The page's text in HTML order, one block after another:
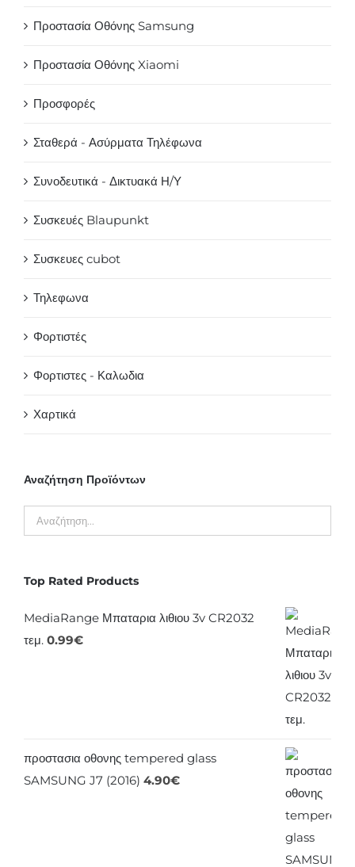
Προστασία Οθόνης Samsung
Προστασία Οθόνης Xiaomi
Προσφορές
Σταθερά - Ασύρματα Τηλέφωνα
Συνοδευτικά - Δικτυακά Η/Υ
Συσκευές Blaupunkt
Συσκευες cubot
Τηλεφωνα
Φορτιστές
Φορτιστες - Καλωδια
Χαρτικά
Αναζήτηση Προϊόντων
Top Rated Products
MediaRange Μπαταρια λιθιου 3v CR2032
τεμ. 0.99€
προστασια οθονης tempered glass
SAMSUNG J7 (2016) 4.90€